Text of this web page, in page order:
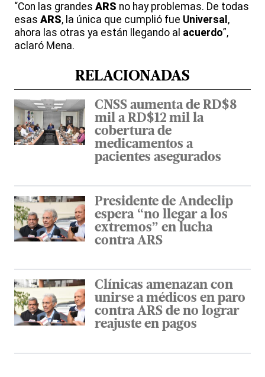
“Con las grandes ARS no hay problemas. De todas
esas ARS, la única que cumplió fue Universal ,
ahora las otras ya están llegando al acuerdo”,
aclaró Mena.
RELACIONADAS
CNSS aumenta de RD$8
mil a RD$12 mil la
cobertura de
medicamentos a
pacientes asegurados
Presidente de Andeclip
espera “no llegar a los
extremos” en lucha
contra ARS
Clínicas amenazan con
unirse a médicos en paro
contra ARS de no lograr
reajuste en pagos